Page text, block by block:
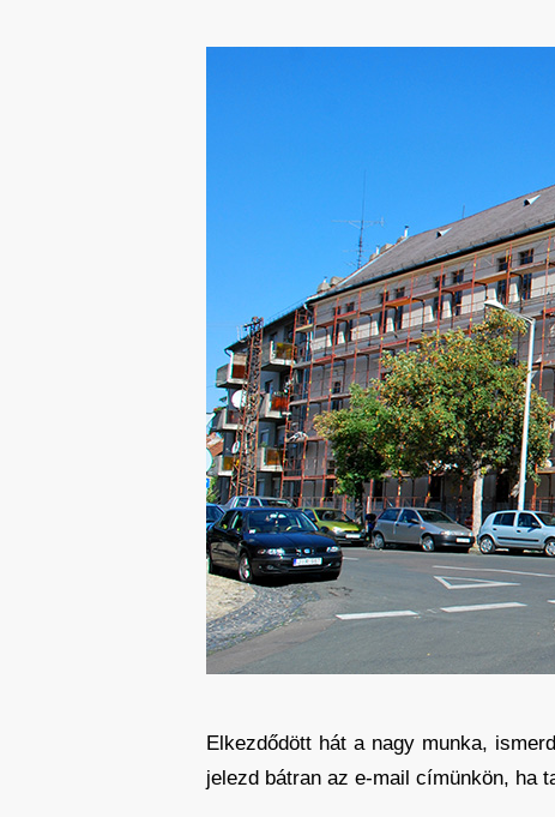
Elkezdődött hát a nagy munka,
jelezd bátran az e-mail címünkön, ha